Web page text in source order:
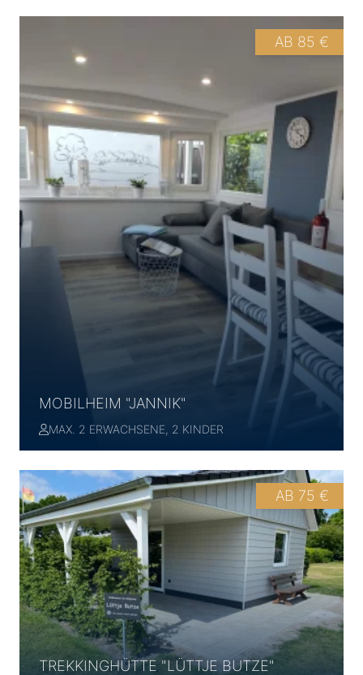
+
+
MOBILHEIM "JANNIK"
MAX. 2 ERWACHSENE, 2 KINDER
AB 85 €
TREKKINGHÜTTE "LÜTTJE BUTZE"
AB 75 €